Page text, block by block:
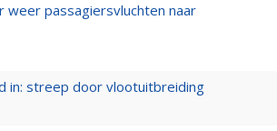
weer passagiersvluchten naar
in: streep door vlootuitbreiding